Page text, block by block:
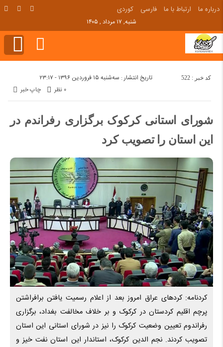
درباره ما ارتباط با ما فارسی کوردی
شنبه, ۱۷ مرداد , ۱۴۰۵
تاریخ انتشار : سه‌شنبه ۱۵ فروردین ۱۳۹۶ - ۲۳:۱۷ کد خبر : 522
چاپ خبر ۰ نظر
شورای استانی کرکوک برگزاری رفراندم در
این استان را تصویب کرد
کردنامه: کردهای عراق امروز بعد از اعلام رسمیت یافتن برافراشتن
پرچم اقلیم کردستان در کرکوک و بر خلاف مخالفت بغداد، برگزاری
رفراندوم تعیین وضعیت کرکوک را نیز در شورای استانی این استان
تصویب کردند. نجم الدین کرکوک، استاندار این استان نفت خیز و